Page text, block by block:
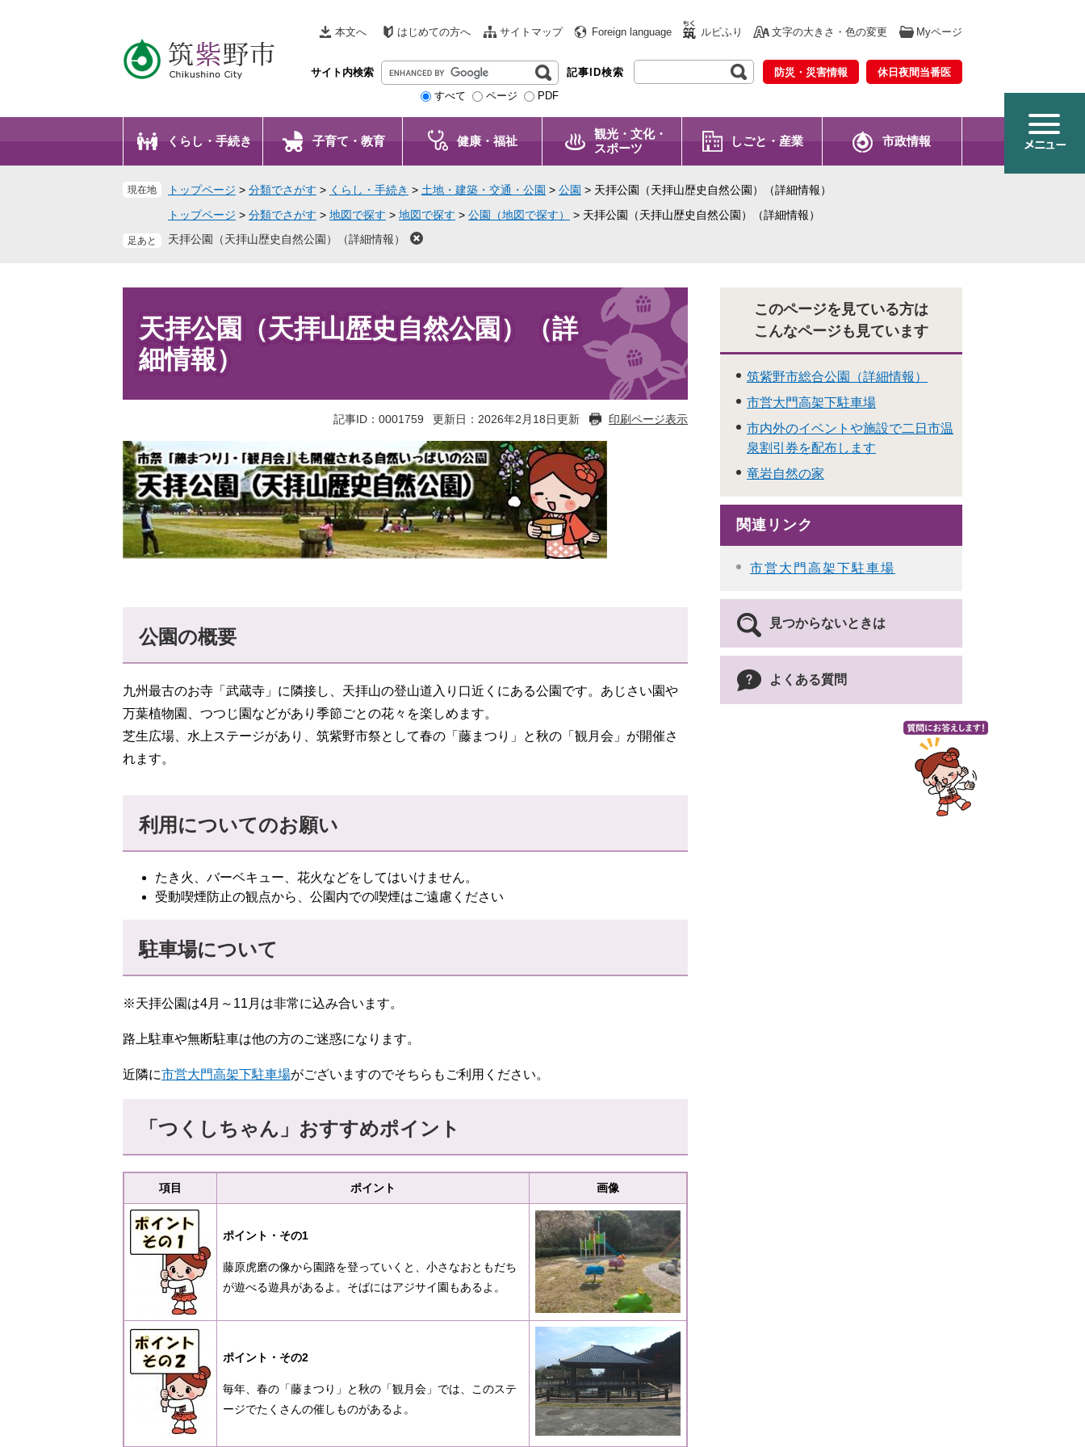
。
て
本文へ はじめての方へ サイトマップ Foreign language ルビふり 文字の大きさ・色の変更 Myページ
サイト内検索
G
o
l
ス
タ
検
すべて ページ PDF
記事ID検索 防災・災害情報 休日夜間当番医
くらし・手続き 子育て・教育 健康・福祉
観光・文化・
スポーツ
しごと・産業 市政情報
現在地 トップページ > 分類でさがす > くらし・手続き > 土地・建築・交通・公園 > 公園 > 天拝公園（天拝山歴史自然公園）（詳細情報）
トップページ > 分類でさがす > 地図で探す > 地図で探す > 公園（地図で探す） > 天拝公園（天拝山歴史自然公園）（詳細情報）
天拝公園（天拝山歴史自然公園）（詳細情報）
天拝公園（天拝山歴史自然公園）（詳
細情報）
記事ID：0001759 更新日：2026年2月18日更新 印刷ページ表示
公園の概要
九州最古のお寺「武蔵寺」に隣接し、天拝山の登山道入り口近くにある公園です。あじさい園や
万葉植物園、つつじ園などがあり季節ごとの花々を楽しめます。
芝生広場、水上ステージがあり、筑紫野市祭として春の「藤まつり」と秋の「観月会」が開催さ
れます。
利用についてのお願い
たき火、バーベキュー、花火などをしてはいけません。
受動喫煙防止の観点から、公園内での喫煙はご遠慮ください
駐車場について
※天拝公園は4月～11月は非常に込み合います。
路上駐車や無断駐車は他の方のご迷惑になります。
近隣に市営大門高架下駐車場がございますのでそちらもご利用ください。
「つくしちゃん」おすすめポイント
項目 ポイント 画像
ポイント・その1
藤原虎磨の像から園路を登っていくと、小さなおともだち
が遊べる遊具があるよ。そばにはアジサイ園もあるよ。
ポイント・その2
毎年、春の「藤まつり」と秋の「観月会」では、このステ
ージでたくさんの催しものがあるよ。
このページを見ている方は
こんなページも見ています
筑紫野市総合公園（詳細情報）
市営大門高架下駐車場
市内外のイベントや施設で二日市温
泉割引券を配布します
竜岩自然の家
関連リンク
市営大門高架下駐車場
見つからないときは
よくある質問